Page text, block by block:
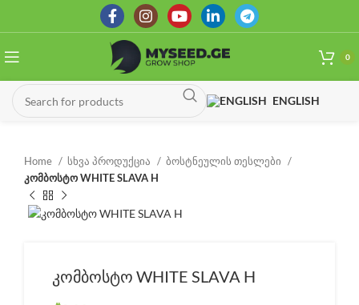
0
ENGLISH
Home სხვა პროდუქცია
ბოსტნეულის თესლები
კომბოსტო WHITE SLAVA H
კომბოსტო WHITE SLAVA H